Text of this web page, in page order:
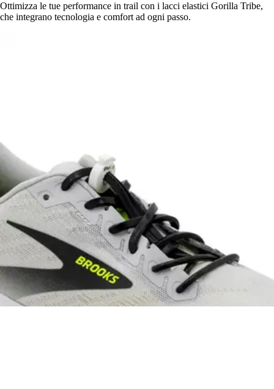
Ottimizza le tue performance in trail con i lacci elastici Gorilla Tribe,
che integrano tecnologia e comfort ad ogni passo.